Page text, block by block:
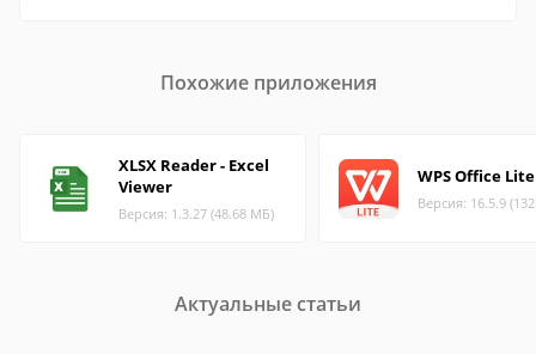
Похожие приложения
XLSX Reader - Excel
Viewer
Версия: 1.3.27 (48.68 МБ)
WPS Office Lite
Версия: 16.5.9
Актуальные статьи